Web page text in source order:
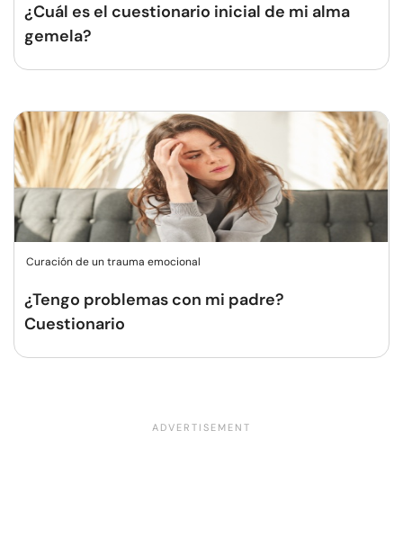
¿Cuál es el cuestionario inicial de mi alma
gemela?
Curación de un trauma emocional
¿Tengo problemas con mi padre?
Cuestionario